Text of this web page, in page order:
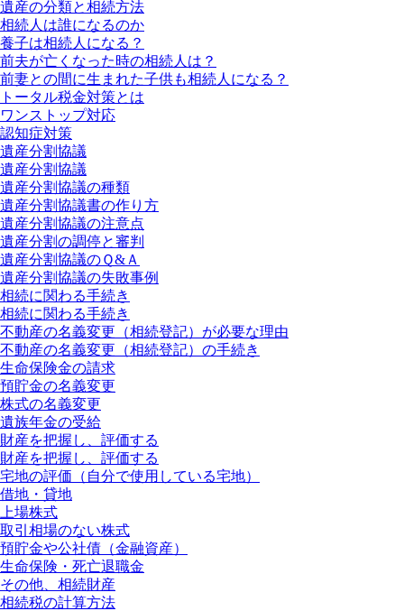
遺産の分類と相続方法
相続人は誰になるのか
養子は相続人になる？
前夫が亡くなった時の相続人は？
前妻との間に生まれた子供も相続人になる？
トータル税金対策とは
ワンストップ対応
認知症対策
遺産分割協議
遺産分割協議
遺産分割協議の種類
遺産分割協議書の作り方
遺産分割協議の注意点
遺産分割の調停と審判
遺産分割協議のＱ&Ａ
遺産分割協議の失敗事例
相続に関わる手続き
相続に関わる手続き
不動産の名義変更（相続登記）が必要な理由
不動産の名義変更（相続登記）の手続き
生命保険金の請求
預貯金の名義変更
株式の名義変更
遺族年金の受給
財産を把握し、評価する
財産を把握し、評価する
宅地の評価（自分で使用している宅地）
借地・貸地
上場株式
取引相場のない株式
預貯金や公社債（金融資産）
生命保険・死亡退職金
その他、相続財産
相続税の計算方法